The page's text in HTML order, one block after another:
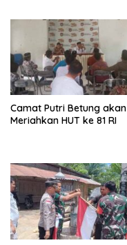
Camat Putri Betung akan
Meriahkan HUT ke 81 RI